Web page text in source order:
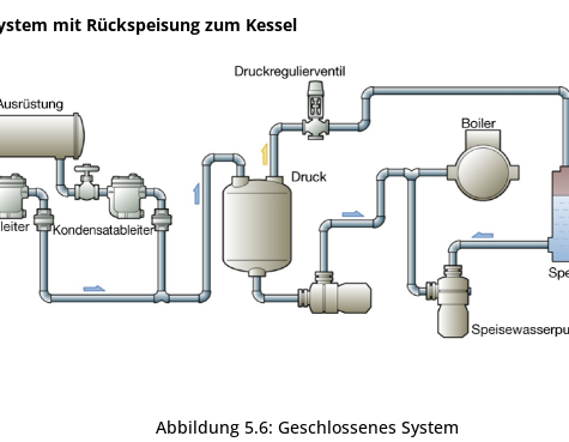
mit Rückspeisung zum Kessel
Abbildung 5.6: Geschlossenes System